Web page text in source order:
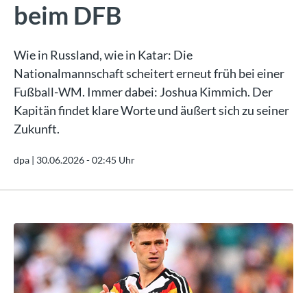
beim DFB
Wie in Russland, wie in Katar: Die
Nationalmannschaft scheitert erneut früh bei einer
Fußball-WM. Immer dabei: Joshua Kimmich. Der
Kapitän findet klare Worte und äußert sich zu seiner
Zukunft.
dpa | 30.06.2026 - 02:45 Uhr
Previous